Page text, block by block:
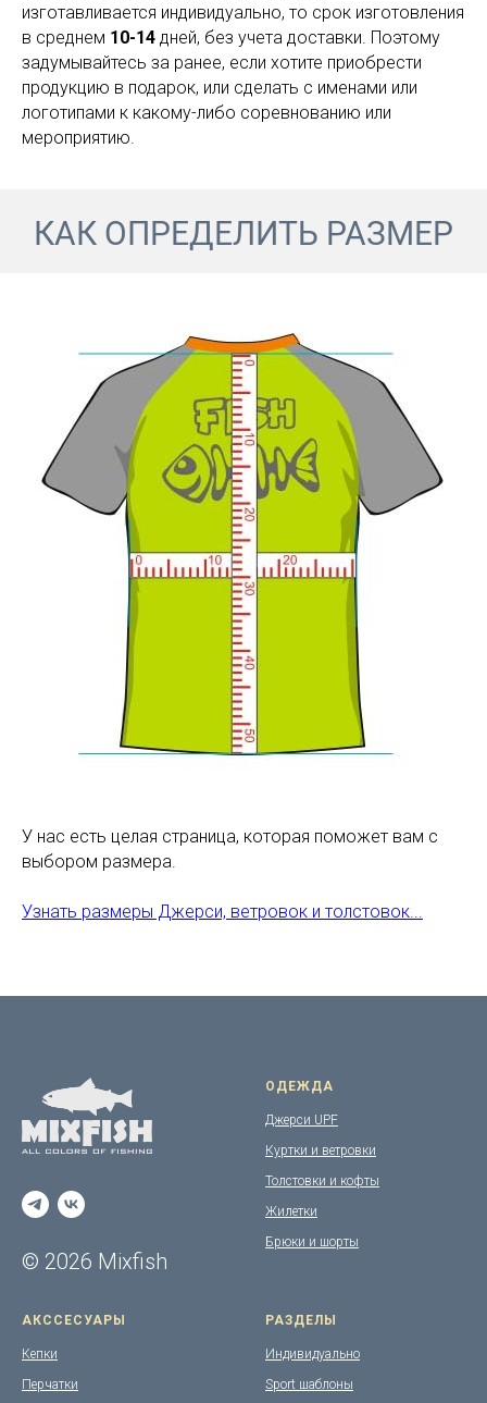
изготавливается индивидуально, то срок изготовления
в среднем 10-14 дней, без учета доставки. Поэтому
задумывайтесь за ранее, если хотите приобрести
продукцию в подарок, или сделать с именами или
логотипами к какому-либо соревнованию или
мероприятию.
КАК ОПРЕДЕЛИТЬ РАЗМЕР
У нас есть целая страница, которая поможет вам с
выбором размера.
Узнать размеры Джерси, ветровок и толстовок...
© 2026 Mixfish
ОДЕЖДА
Джерси UPF
Куртки и ветровки
Толстовки и кофты
Жилетки
Брюки и шорты
АКССЕСУАРЫ
Кепки
Перчатки
РАЗДЕЛЫ
Индивидуально
Sport шаблоны